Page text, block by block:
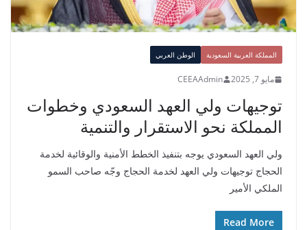
المملكة العربية السعودية الوطن العربي
مايو 7, 2025 CEEAAdmin
توجيهات ولي العهد السعودي وخطوات
المملكة نحو الاستقرار والتنمية
ولي العهد السعودي يوجه بتنفيذ الخطط الأمنية والوقائية لخدمة
الحجاج توجيهات ولي العهد لخدمة الحجاج وجّه صاحب السمو
الملكي الأمير
Read More